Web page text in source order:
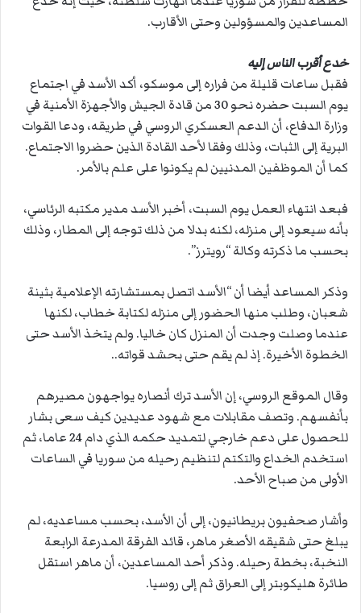
المساعدين والمسؤولين وحتى الأقارب.
خدع أقرب الناس إليه
فقبل ساعات قليلة من فراره إلى موسكو، أكد الأسد في اجتماع
يوم السبت حضره نحو 30 من قادة الجيش والأجهزة الأمنية في
وزارة الدفاع، أن الدعم العسكري الروسي في طريقه، ودعا القوات
البرية إلى الثبات، وذلك وفقا لأحد القادة الذين حضروا الاجتماع.
كما أن الموظفين المدنيين لم يكونوا على علم بالأمر.
فبعد انتهاء العمل يوم السبت، أخبر الأسد مدير مكتبه الرئاسي،
بأنه سيعود إلى منزله، لكنه بدلا من ذلك توجه إلى المطار، وذلك
بحسب ما ذكرته وكالة “رويترز”.
وذكر المساعد أيضا أن “الأسد اتصل بمستشارته الإعلامية بثينة
شعبان، وطلب منها الحضور إلى منزله لكتابة خطاب، لكنها
عندما وصلت وجدت أن المنزل كان خاليا. ولم يتخذ الأسد حتى
الخطوة الأخيرة. إذ لم يقم حتى بحشد قواته..
وقال الموقع الروسي، إن الأسد ترك أنصاره يواجهون مصيرهم
بأنفسهم. وتصف مقابلات مع شهود عديدين كيف سعى بشار
للحصول على دعم خارجي لتمديد حكمه الذي دام 24 عاما، ثم
استخدم الخداع والتكتم لتنظيم رحيله من سوريا في الساعات
الأولى من صباح الأحد.
وأشار صحفيون بريطانيون، إلى أن الأسد، بحسب مساعديه، لم
يبلغ حتى شقيقه الأصغر ماهر، قائد الفرقة المدرعة الرابعة
النخبة، بخطة رحيله. وذكر أحد المساعدين، أن ماهر استقل
طائرة هليكوبتر إلى العراق ثم إلى روسيا.